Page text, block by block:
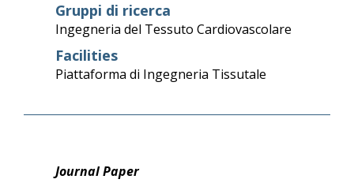
Gruppi di ricerca
Ingegneria del Tessuto Cardiovascolare
Facilities
Piattaforma di Ingegneria Tissutale
Journal Paper